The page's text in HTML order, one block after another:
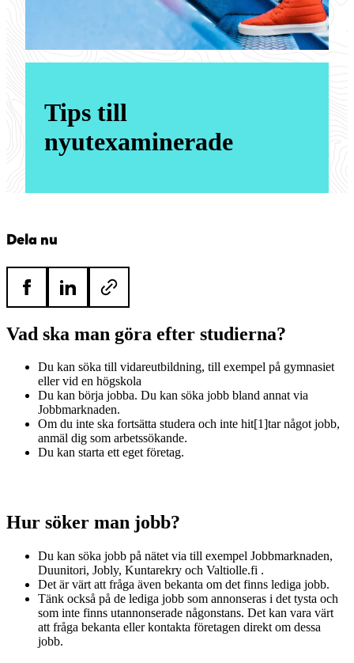
Tips till
nyutexaminerade
Dela nu
Vad ska man göra efter studierna?
Du kan söka till vidareutbildning, till exempel på gymnasiet
eller vid en högskola
Du kan börja jobba. Du kan söka jobb bland annat via
Jobbmarknaden.
Om du inte ska fortsätta studera och inte hit[1]tar något jobb,
anmäl dig som arbetssökande.
Du kan starta ett eget företag.
Hur söker man jobb?
Du kan söka jobb på nätet via till exempel Jobbmarknaden,
Duunitori, Jobly, Kuntarekry och Valtiolle.fi .
Det är värt att fråga även bekanta om det finns lediga jobb.
Tänk också på de lediga jobb som annonseras i det tysta och
som inte finns utannonserade någonstans. Det kan vara värt
att fråga bekanta eller kontakta företagen direkt om dessa
jobb.